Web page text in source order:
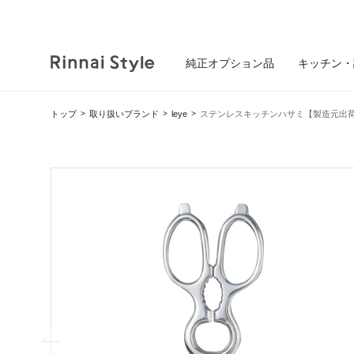
純正オプション品 キッチン
トップ 取り扱いブランド leye ステンレスキッチンハサミ【製造元出